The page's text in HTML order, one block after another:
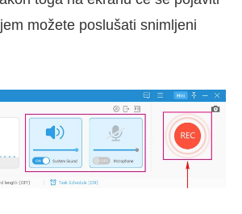
možete poslušati snimljeni